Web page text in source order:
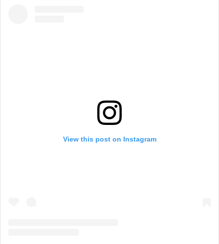
View this post on Instagram